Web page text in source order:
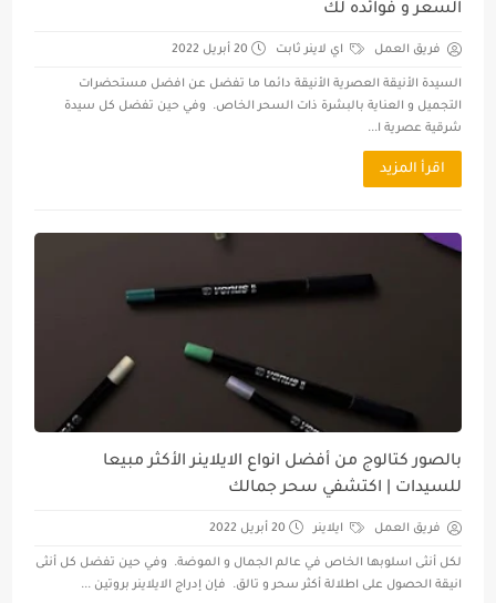
السعر و فوائده لك
فريق العمل اي لاينر ثابت 20 أبريل 2022
السيدة الأنيقة العصرية الأنيقة دائما ما تفضل عن افضل مستحضرات
التجميل و العناية بالبشرة ذات السحر الخاص. وفي حين تفضل كل سيدة
شرقية عصرية ا...
اقرأ المزيد
بالصور كتالوج من أفضل انواع الايلاينر الأكثر مبيعا
للسيدات | اكتشفي سحر جمالك
فريق العمل ايلاينر 20 أبريل 2022
لكل أنثى اسلوبها الخاص في عالم الجمال و الموضة. وفي حين تفضل كل أنثى
انيقة الحصول على اطلالة أكثر سحر و تالق. فإن إدراج الايلاينر بروتين ...